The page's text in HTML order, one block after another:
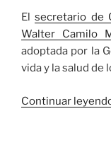
Elsecretario de
Walter Camilo
adoptada por la
vida y la salud de
Continuar